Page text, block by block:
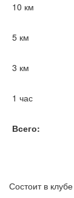
10 км
5 км
3 км
1 час
Всего:
Состоит в клубе